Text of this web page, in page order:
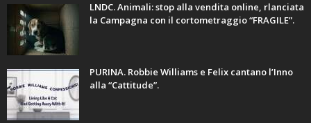
LNDC. Animali: stop alla vendita online, rlanciata
la Campagna con il cortometraggio “FRAGILE”.
PURINA. Robbie Williams e Felix cantano l’Inno
alla “Cattitude”.